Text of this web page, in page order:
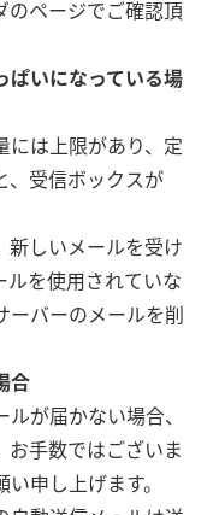
のページでご確認頂
ぱいになっている場
には上限があり、定
、受信ボックスが
新しいメールを受け
を使用されていな
ーバーのメールを削
合
が届かない場合、
お手数ではございま
申し上げます。